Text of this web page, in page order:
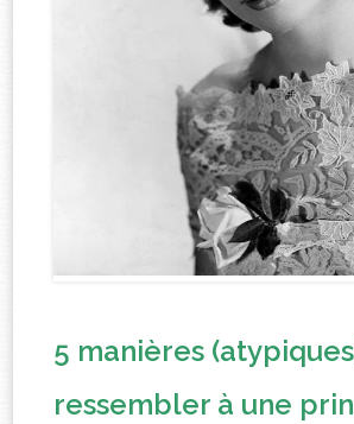
5 manières
ressembler à une